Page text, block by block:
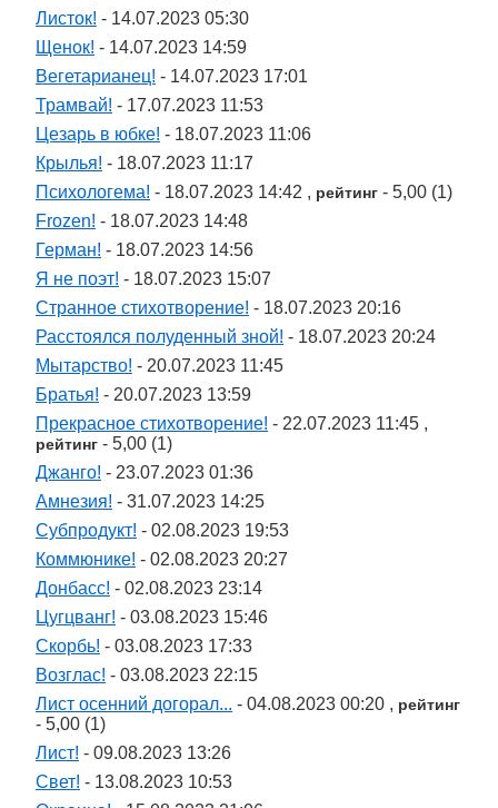
Листок! - 14.07.2023 05:30
Щенок! - 14.07.2023 14:59
Вегетарианец! - 14.07.2023 17:01
Трамвай! - 17.07.2023 11:53
Цезарь в юбке! - 18.07.2023 11:06
Крылья! - 18.07.2023 11:17
Психологема! - 18.07.2023 14:42 , рейтинг - 5,00 (1)
Frozen! - 18.07.2023 14:48
Герман! - 18.07.2023 14:56
Я не поэт! - 18.07.2023 15:07
Странное стихотворение! - 18.07.2023 20:16
Расстоялся полуденный зной! - 18.07.2023 20:24
Мытарство! - 20.07.2023 11:45
Братья! - 20.07.2023 13:59
Прекрасное стихотворение! - 22.07.2023 11:45 ,
рейтинг - 5,00 (1)
Джанго! - 23.07.2023 01:36
Амнезия! - 31.07.2023 14:25
Субпродукт! - 02.08.2023 19:53
Коммюнике! - 02.08.2023 20:27
Донбасс! - 02.08.2023 23:14
Цугцванг! - 03.08.2023 15:46
Скорбь! - 03.08.2023 17:33
Возглас! - 03.08.2023 22:15
Лист осенний догорал... - 04.08.2023 00:20 , рейтинг
- 5,00 (1)
Лист! - 09.08.2023 13:26
Свет! - 13.08.2023 10:53